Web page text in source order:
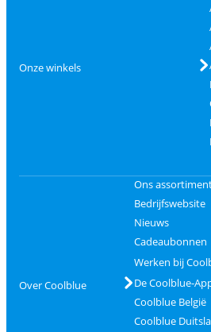
Onze winkels
Over Coolblue
Ons
Bedrijfswebsite
Nieuws
Cadeaubonnen
Werken bij
De Coolblue-
Coolblue België
Coolblue